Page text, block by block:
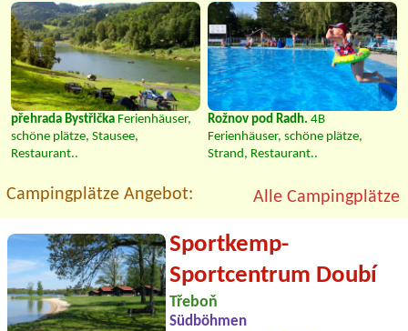
přehrada Bystřička Ferienhäuser,
schöne plätze, Stausee,
Restaurant..
Rožnov pod Radh. 4B
Ferienhäuser, schöne plätze,
Strand, Restaurant..
Campingplätze Angebot: Alle Campingplätze
Sportkemp-
Sportcentrum Doubí
Třeboň
Südböhmen